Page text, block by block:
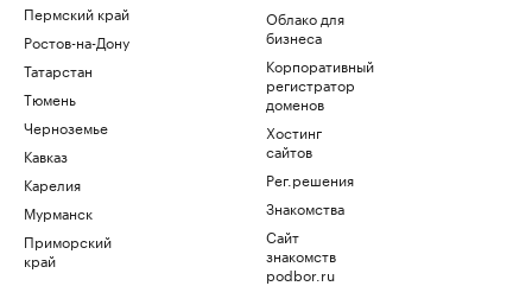
Пермский край
Ростов-на-Дону
Татарстан
Тюмень
Черноземье
Кавказ
Карелия
Мурманск
Приморский
край
Облако для
бизнеса
Корпоративный
регистратор
доменов
Хостинг
сайтов
Рег.решения
Знакомства
Сайт
знакомств
podbor.ru